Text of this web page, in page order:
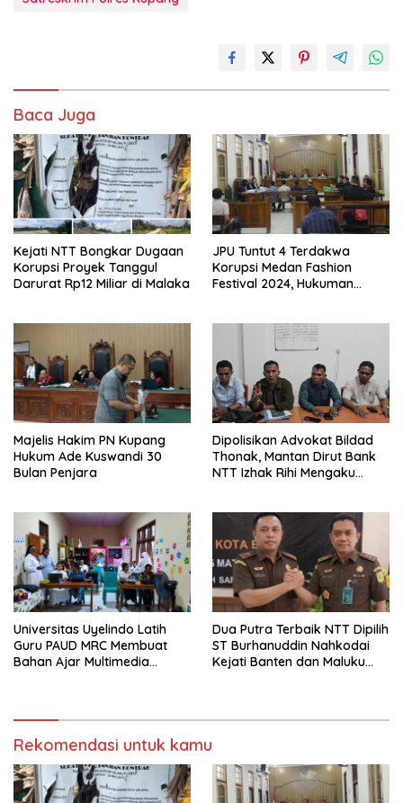
Baca Juga
Kejati NTT Bongkar Dugaan
Korupsi Proyek Tanggul
Darurat Rp12 Miliar di Malaka
JPU Tuntut 4 Terdakwa
Korupsi Medan Fashion
Festival 2024, Hukuman
Majelis Hakim PN Kupang
Hukum Ade Kuswandi 30
Bulan Penjara
Dipolisikan Advokat Bildad
Thonak, Mantan Dirut Bank
NTT Izhak Rihi Mengaku
Universitas Uyelindo Latih
Guru PAUD MRC Membuat
Bahan Ajar Multimedia
Dua Putra Terbaik NTT Dipilih
ST Burhanuddin Nahkodai
Kejati Banten dan Maluku
Rekomendasi untuk kamu